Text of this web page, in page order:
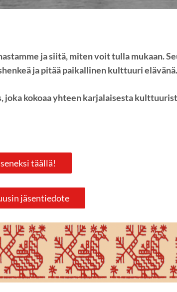
ja siitä, miten voit tulla mukaan.
ja pitää paikallinen kulttuuri elävänä.
joka kokoaa yhteen karjalaisesta
täällä!
jäsentiedote